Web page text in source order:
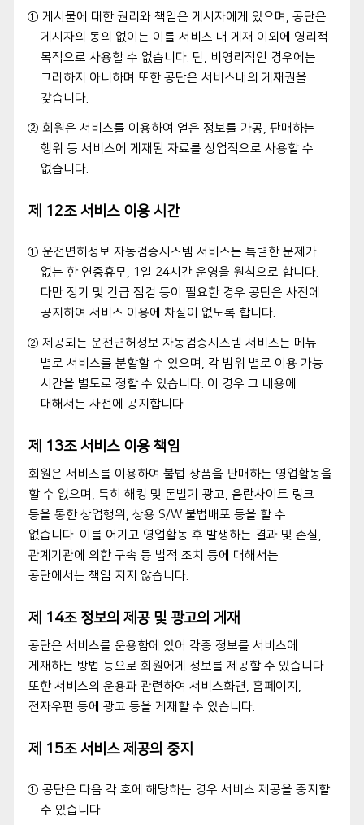
① 게시물에 대한 권리와 책임은 게시자에게 있으며, 공단은
게시자의 동의 없이는 이를 서비스 내 게재 이외에 영리적
목적으로 사용할 수 없습니다. 단, 비영리적인 경우에는
그러하지 아니하며 또한 공단은 서비스내의 게재권을
갖습니다.
② 회원은 서비스를 이용하여 얻은 정보를 가공, 판매하는
행위 등 서비스에 게재된 자료를 상업적으로 사용할 수
없습니다.
제 12조 서비스 이용 시간
① 운전면허정보 자동검증시스템 서비스는 특별한 문제가
없는 한 연중휴무, 1일 24시간 운영을 원칙으로 합니다.
다만 정기 및 긴급 점검 등이 필요한 경우 공단은 사전에
공지하여 서비스 이용에 차질이 없도록 합니다.
② 제공되는 운전면허정보 자동검증시스템 서비스는 메뉴
별로 서비스를 분할할 수 있으며, 각 범위 별로 이용 가능
시간을 별도로 정할 수 있습니다. 이 경우 그 내용에
대해서는 사전에 공지합니다.
제 13조 서비스 이용 책임
회원은 서비스를 이용하여 불법 상품을 판매하는 영업활동을
할 수 없으며, 특히 해킹 및 돈벌기 광고, 음란사이트 링크
등을 통한 상업행위, 상용 S/W 불법배포 등을 할 수
없습니다. 이를 어기고 영업활동 후 발생하는 결과 및 손실,
관계기관에 의한 구속 등 법적 조치 등에 대해서는
공단에서는 책임 지지 않습니다.
제 14조 정보의 제공 및 광고의 게재
공단은 서비스를 운용함에 있어 각종 정보를 서비스에
게재하는 방법 등으로 회원에게 정보를 제공할 수 있습니다.
또한 서비스의 운용과 관련하여 서비스화면, 홈페이지,
전자우편 등에 광고 등을 게재할 수 있습니다.
제 15조 서비스 제공의 중지
① 공단은 다음 각 호에 해당하는 경우 서비스 제공을 중지할
수 있습니다.